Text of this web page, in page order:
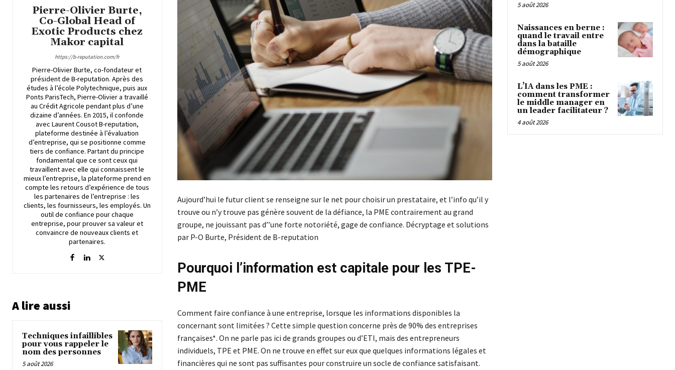
Pierre-Olivier Burte,
Co-Global Head of
Exotic Products chez
Makor capital
https://b-reputation.com/fr
Pierre-Olivier Burte, co-fondateur et
président de B-reputation. Après des
études à l’école Polytechnique, puis aux
Ponts ParisTech, Pierre-Olivier a travaillé
au Crédit Agricole pendant plus d’une
dizaine d’années. En 2015, il confonde
avec Laurent Cousot B-reputation,
plateforme destinée à l’évaluation
d’entreprise, qui se positionne comme
tiers de confiance. Partant du principe
fondamental que ce sont ceux qui
travaillent avec elle qui connaissent le
mieux l’entreprise, la plateforme prend en
compte les retours d’expérience de tous
les partenaires de l’entreprise : les
clients, les fournisseurs, les employés. Un
outil de confiance pour chaque
entreprise, pour prouver sa valeur et
convaincre de nouveaux clients et
partenaires.
A lire aussi
Techniques infaillibles
pour vous rappeler le
nom des personnes
5 août 2026
Aujourd’hui le futur client se renseigne sur le net pour choisir un prestataire, et l’info qu’il y
trouve ou n’y trouve pas génère souvent de la défiance, la PME contrairement au grand
groupe, ne jouissant pas d’’une forte notoriété, gage de confiance. Décryptage et solutions
par P-O Burte, Président de B-reputation
Pourquoi l’information est capitale pour les TPE-
PME
Comment faire confiance à une entreprise, lorsque les informations disponibles la
concernant sont limitées ? Cette simple question concerne près de 90% des entreprises
françaises*. On ne parle pas ici de grands groupes ou d’ETI, mais des entrepreneurs
individuels, TPE et PME. On ne trouve en effet sur eux que quelques informations légales et
financières qui ne sont pas suffisantes pour construire un socle de confiance satisfaisant.
5 août 2026
Naissances en berne :
quand le travail entre
dans la bataille
démographique
5 août 2026
L’IA dans les PME :
comment transformer
le middle manager en
un leader facilitateur ?
4 août 2026